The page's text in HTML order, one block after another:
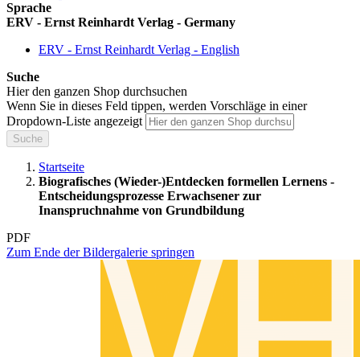
Sprache
ERV - Ernst Reinhardt Verlag - Germany
ERV - Ernst Reinhardt Verlag - English
Suche
Hier den ganzen Shop durchsuchen
Wenn Sie in dieses Feld tippen, werden Vorschläge in einer
Dropdown-Liste angezeigt
Suche
Startseite
Biografisches (Wieder-)Entdecken formellen Lernens -
Entscheidungsprozesse Erwachsener zur
Inanspruchnahme von Grundbildung
PDF
Zum Ende der Bildergalerie springen